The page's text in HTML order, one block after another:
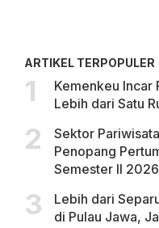
ARTIKEL TERPOPULER
Kemenkeu Incar
Lebih dari Satu
Sektor
Penopang
Semester II 2026
Lebih dari
di Pulau Jawa,